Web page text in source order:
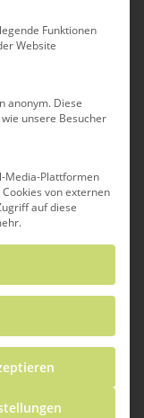
Start
fand am
Maya
für die
Funktionen
Website
anonym. Diese
unsere Besucher
Media-Plattformen
von externen
auf diese